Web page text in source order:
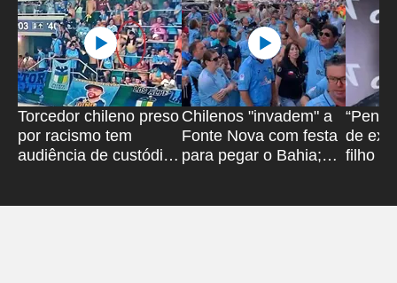
Torcedor chileno preso
por racismo tem
audiência de custódia
Chilenos "invadem" a
Fonte Nova com festa
para pegar o Bahia;
de
filho